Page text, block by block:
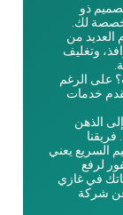
ذو
لك.
العديد من
وتغليف
على الرغم
نقدم خدمات
الذهن
. فريقنا
السريع يعني
لرفع
في غازي
شركة